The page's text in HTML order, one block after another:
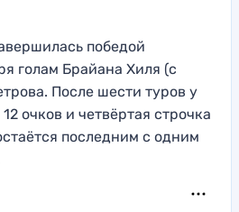
победой
голам Брайана Хиля (с
После шести туров у
очков и четвёртая строчка
последним с одним